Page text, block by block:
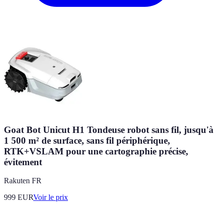
Goat Bot Unicut H1 Tondeuse robot sans fil, jusqu'à
1 500 m² de surface, sans fil périphérique,
RTK+VSLAM pour une cartographie précise,
évitement
Rakuten FR
999 EURVoir le prix